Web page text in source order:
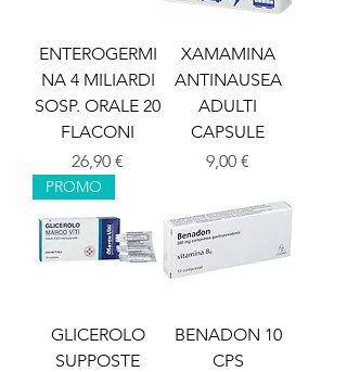
ENTEROGERMI
NA 4 MILIARDI
SOSP. ORALE 20
FLACONI
Prezzo
26,90 €
XAMAMINA
ANTINAUSEA
ADULTI
CAPSULE
Prezzo
9,00 €
PROMO
GLICEROLO
SUPPOSTE
BENADON 10
CPS